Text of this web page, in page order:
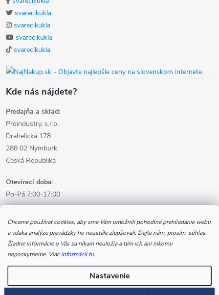
Chceme používať cookies, aby sme Vám umožnili pohodlné prehliadanie webu
a vďaka analýze prevádzky ho neustále zlepšovali. Dajte nám, prosím, súhlas.
Žiadne informácie o Vás sa nikam neuložia a tým ich ani nikomu
neposkytneme. Viacinformáciítu.
Nastavenie
svarecikukla
svarecikukla
svarecikukla
svarecikukla
Kde nás nájdete?
Predajňa a sklad:
Proindustry, s.r.o.
Drahelická 178
288 02 Nymburk
Česká Republika
Otevírací doba:
Po-Pá 7:00-17:00
Informácie pre nákup
Informácie pre Vás
Copyright 2026www.svarecikukla.cz | zváracia technika a vybavenie